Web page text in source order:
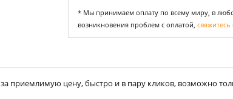
* Мы принимаем оплату по всему миру, в
возникновения проблем с оплатой, свяжитесь
за приемлимую цену, быстро и в пару кликов, возможно